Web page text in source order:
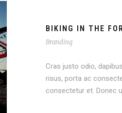
BIKING IN THE
Branding
Cras justo odio,
risus, porta ac
consectetur et. Donec